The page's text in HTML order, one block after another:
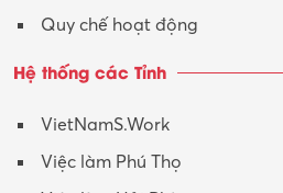
Quy chế hoạt động
Hệ thống các Tỉnh
VietNamS.Work
Việc làm Phú Thọ